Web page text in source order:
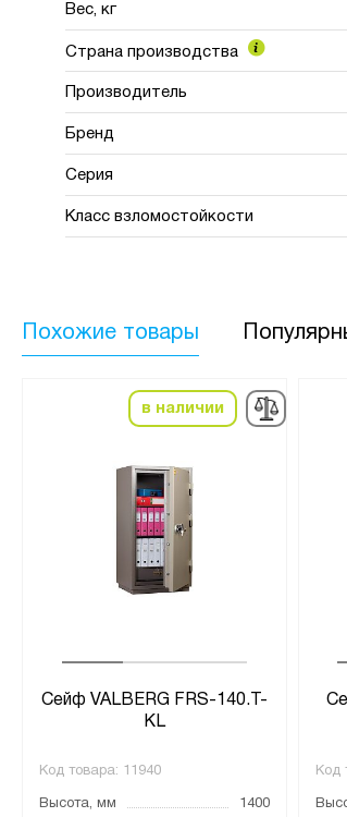
Вес, кг
Страна производства
Производитель
Бренд
Серия
Класс взломостойкости
Похожие товары
в наличии
Сейф VALBERG FRS-140.T-
KL
Код товара: 11940
Высота, мм
1400
Код